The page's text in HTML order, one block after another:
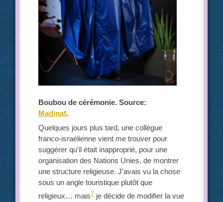
Boubou de cérémonie. Source:
Madinaf.
Quelques jours plus tard, une collègue
franco-israélienne vient me trouver pour
suggérer qu’il était inapproprié, pour une
organisation des Nations Unies, de montrer
une structure religieuse. J’avais vu la chose
sous un angle touristique plutôt que
religieux… mais7je décide de modifier la vue